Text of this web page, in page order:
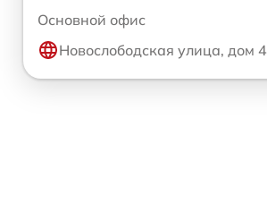
Основной офис
Новослободская улица, дом 4